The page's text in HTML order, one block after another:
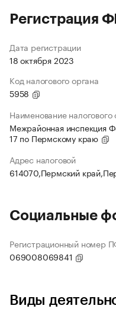
Регистрация
Дата регистрации
18 октября 2023
Код налогового органа
5958
Наименование налогового
Межрайонная инспекция
17 по Пермскому краю
Адрес налоговой
614070,Пермский
Социальные
Регистрационный номер
069008069841
Виды